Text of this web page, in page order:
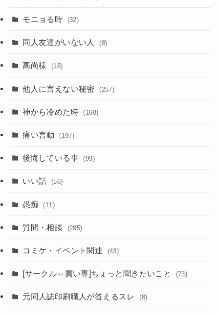
モニョる時 (32)
同人友達がいない人 (8)
高尚様 (18)
他人に言えない秘密 (257)
神から冷めた時 (168)
痛い言動 (197)
後悔している事 (99)
いい話 (56)
愚痴 (11)
質問・相談 (285)
コミケ・イベント関連 (43)
[サークル⇔買い専]ちょっと聞きたいこと (73)
元同人誌印刷職人が答えるスレ (8)